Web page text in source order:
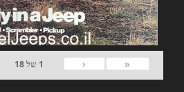
«
‹
1 של18